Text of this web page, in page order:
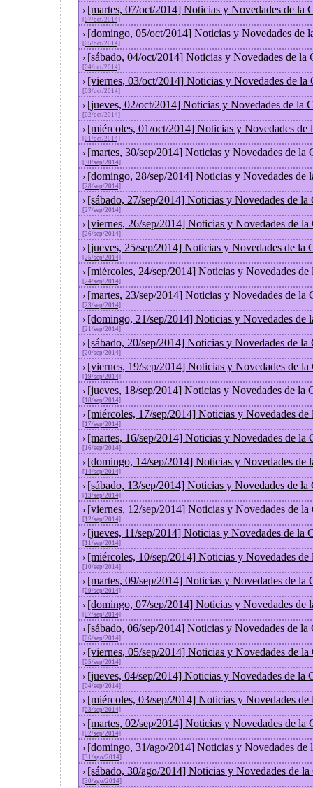
› [martes, 07/oct/2014] Noticias y Novedades de la
[07/oct/2014]
› [domingo, 05/oct/2014] Noticias y Novedades de
[05/oct/2014]
› [sábado, 04/oct/2014] Noticias y Novedades de la
[04/oct/2014]
› [viernes, 03/oct/2014] Noticias y Novedades de la
[03/oct/2014]
› [jueves, 02/oct/2014] Noticias y Novedades de la
[02/oct/2014]
› [miércoles, 01/oct/2014] Noticias y Novedades de
[01/oct/2014]
› [martes, 30/sep/2014] Noticias y Novedades de la
[30/sep/2014]
› [domingo, 28/sep/2014] Noticias y Novedades de
[28/sep/2014]
› [sábado, 27/sep/2014] Noticias y Novedades de la
[27/sep/2014]
› [viernes, 26/sep/2014] Noticias y Novedades de la
[26/sep/2014]
› [jueves, 25/sep/2014] Noticias y Novedades de la
[25/sep/2014]
› [miércoles, 24/sep/2014] Noticias y Novedades de
[24/sep/2014]
› [martes, 23/sep/2014] Noticias y Novedades de la
[23/sep/2014]
› [domingo, 21/sep/2014] Noticias y Novedades de
[21/sep/2014]
› [sábado, 20/sep/2014] Noticias y Novedades de la
[20/sep/2014]
› [viernes, 19/sep/2014] Noticias y Novedades de la
[19/sep/2014]
› [jueves, 18/sep/2014] Noticias y Novedades de la
[18/sep/2014]
› [miércoles, 17/sep/2014] Noticias y Novedades de
[17/sep/2014]
› [martes, 16/sep/2014] Noticias y Novedades de la
[16/sep/2014]
› [domingo, 14/sep/2014] Noticias y Novedades de
[14/sep/2014]
› [sábado, 13/sep/2014] Noticias y Novedades de la
[13/sep/2014]
› [viernes, 12/sep/2014] Noticias y Novedades de la
[12/sep/2014]
› [jueves, 11/sep/2014] Noticias y Novedades de la
[11/sep/2014]
› [miércoles, 10/sep/2014] Noticias y Novedades de
[10/sep/2014]
› [martes, 09/sep/2014] Noticias y Novedades de la
[09/sep/2014]
› [domingo, 07/sep/2014] Noticias y Novedades de
[07/sep/2014]
› [sábado, 06/sep/2014] Noticias y Novedades de la
[06/sep/2014]
› [viernes, 05/sep/2014] Noticias y Novedades de la
[05/sep/2014]
› [jueves, 04/sep/2014] Noticias y Novedades de la
[04/sep/2014]
› [miércoles, 03/sep/2014] Noticias y Novedades de
[03/sep/2014]
› [martes, 02/sep/2014] Noticias y Novedades de la
[02/sep/2014]
› [domingo, 31/ago/2014] Noticias y Novedades de
[31/ago/2014]
› [sábado, 30/ago/2014] Noticias y Novedades de
[30/ago/2014]